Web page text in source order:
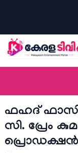
ഫഹദ്
സി. പ്രേം
പ്രൊഡക്ഷൻ